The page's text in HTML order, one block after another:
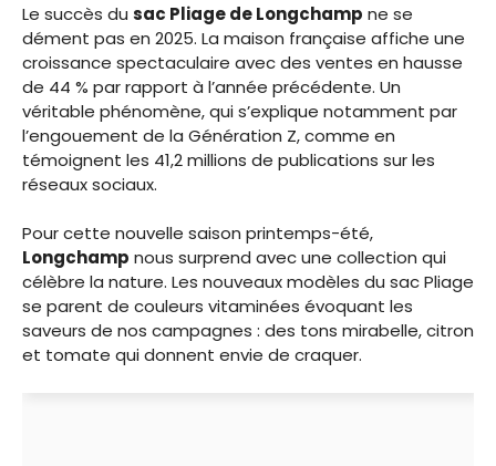
Le succès du sac Pliage de Longchamp ne se
dément pas en 2025. La maison française affiche une
croissance spectaculaire avec des ventes en hausse
de 44 % par rapport à l’année précédente. Un
véritable phénomène, qui s’explique notamment par
l’engouement de la Génération Z, comme en
témoignent les 41,2 millions de publications sur les
réseaux sociaux.
Pour cette nouvelle saison printemps-été,
Longchamp nous surprend avec une collection qui
célèbre la nature. Les nouveaux modèles du sac Pliage
se parent de couleurs vitaminées évoquant les
saveurs de nos campagnes : des tons mirabelle, citron
et tomate qui donnent envie de craquer.